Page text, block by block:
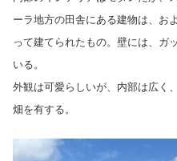
ーラ地方の田舎にある建物は、お
って建てられたもの。壁には、ガ
いる。
外観は可愛らしいが、内部は広く
畑を有する。